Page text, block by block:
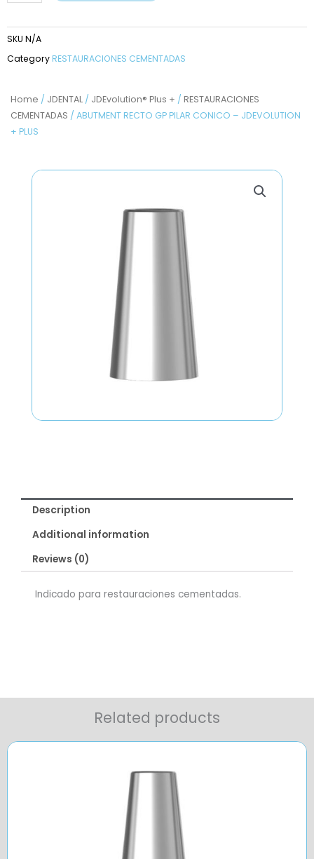
Home / JDENTAL / JDEvolution® Plus + / RESTAURACIONES
CEMENTADAS / ABUTMENT RECTO GP PILAR CONICO – JDEVOLUTION
+ PLUS
JDEVOLUTION
+
PLUS
SKU N/A
Category RESTAURACIONES CEMENTADAS
Description
Additional information
Reviews (0)
Indicado para restauraciones cementadas.
Related products